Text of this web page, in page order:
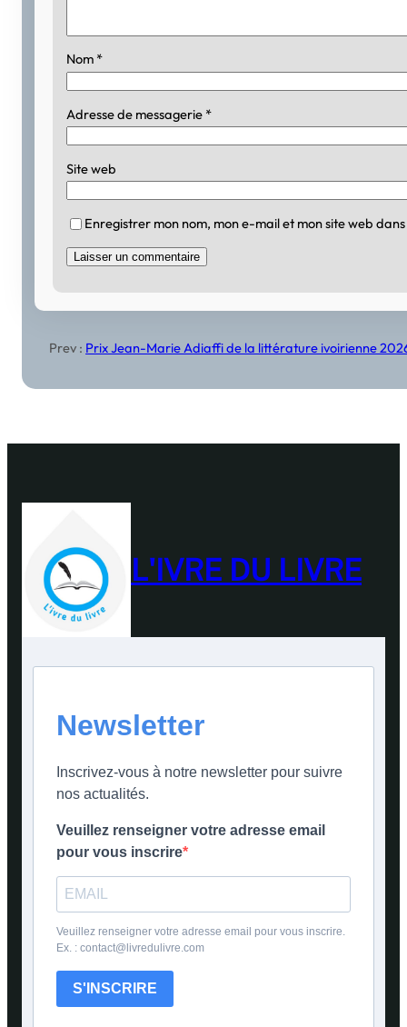
Nom *
Adresse de messagerie *
Site web
Enregistrer mon nom, mon e-mail et mon site web
Prev : Prix Jean-Marie Adiaffi de la littérature ivoirienne
L'IVRE DU LIVRE
Newsletter
Inscrivez-vous à notre newsletter pour suivre
nos actualités.
Veuillez renseigner votre adresse email
pour vous inscrire
Veuillez renseigner votre adresse email pour vous inscrire.
Ex. : contact@livredulivre.com
S'INSCRIRE